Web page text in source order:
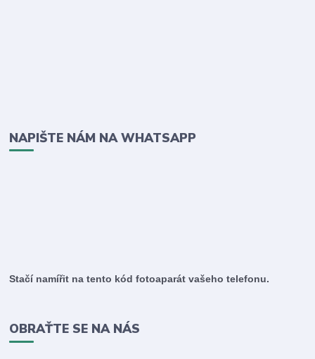
NAPIŠTE NÁM NA WHATSAPP
Stačí namířit na tento kód fotoaparát vašeho telefonu.
OBRAŤTE SE NA NÁS